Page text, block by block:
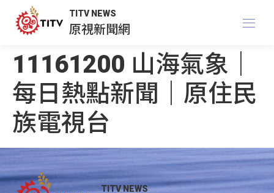
TITV NEWS
原視新聞網
11161200 山海氣象｜
每日熱點新聞｜原住民
族電視台
TITV NEWS